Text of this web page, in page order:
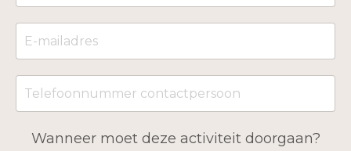
Wanneer moet deze activiteit doorgaan?